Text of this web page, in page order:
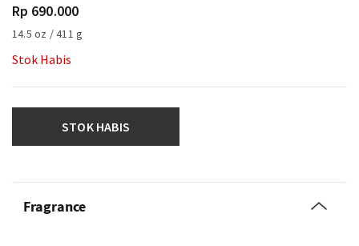
Rp 690.000
14.5 oz / 411 g
Stok Habis
STOK HABIS
Fragrance